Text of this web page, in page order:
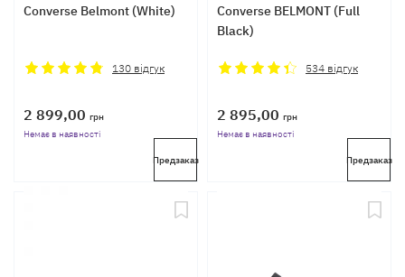
Converse Belmont (White)
130 відгук
2 899,00 грн
Немає в наявності
Предзаказ
Converse BELMONT (Full
Black)
534 відгук
2 895,00 грн
Немає в наявності
Предзаказ